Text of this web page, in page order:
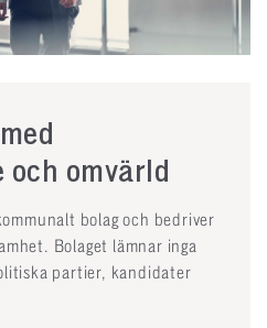
omvärld
bolag och bedriver
Bolaget lämnar inga
partier, kandidater